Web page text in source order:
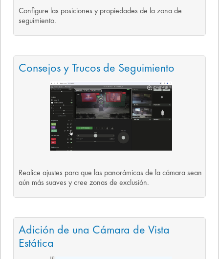
Configure las posiciones y propiedades de la zona de
seguimiento.
Consejos y Trucos de Seguimiento
Realice ajustes para que las panorámicas de la cámara sean
aún más suaves y cree zonas de exclusión.
Adición de una Cámara de Vista
Estática